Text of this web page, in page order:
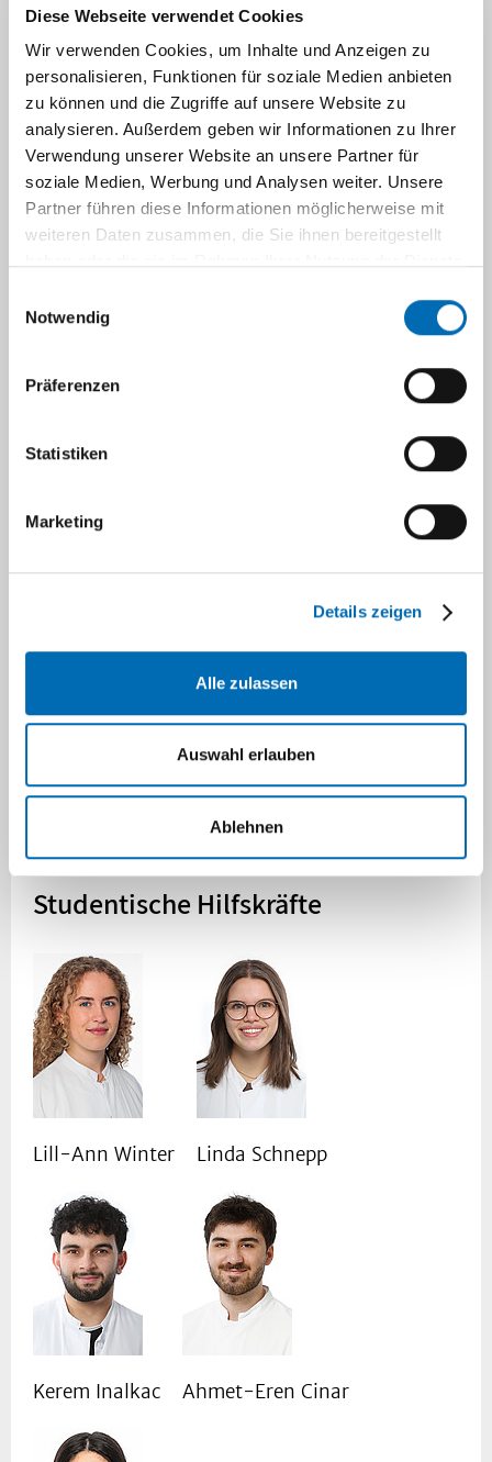
Diese Webseite verwendet Cookies
Wir verwenden Cookies, um Inhalte und Anzeigen zu
personalisieren, Funktionen für soziale Medien anbieten
zu können und die Zugriffe auf unsere Website zu
analysieren. Außerdem geben wir Informationen zu Ihrer
Verwendung unserer Website an unsere Partner für
soziale Medien, Werbung und Analysen weiter. Unsere
Partner führen diese Informationen möglicherweise mit
weiteren Daten zusammen, die Sie ihnen bereitgestellt
Notwendig
Präferenzen
Statistiken
Marketing
Details zeigen
Alle zulassen
Auswahl erlauben
Ablehnen
Joy Dillenburg Chiara Loreen Lauinger, M.Sc.
Dr. rer. medic. Khatereh Shahrjerdi
Sven Sackermann, B.Sc.
Studentische Hilfskräfte
Lill-Ann Winter Linda Schnepp
Kerem Inalkac Ahmet-Eren Cinar